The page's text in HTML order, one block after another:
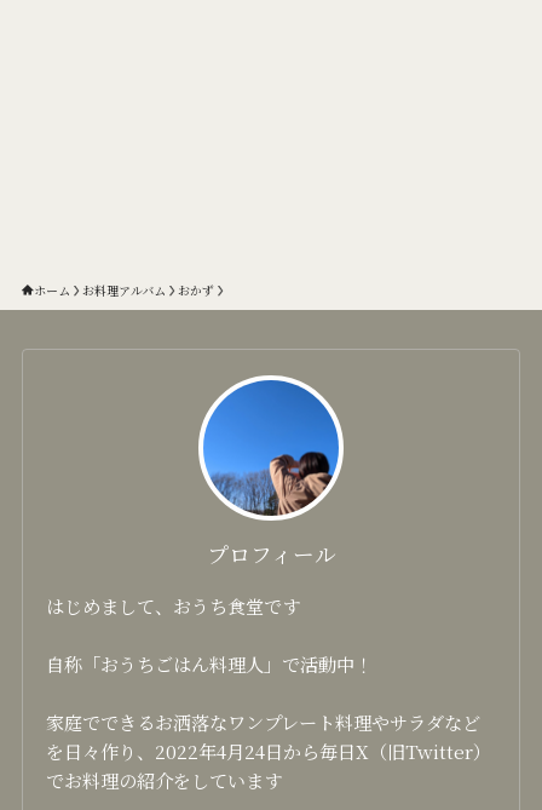
ホーム お料理アルバム おかず
プロフィール
はじめまして、おうち食堂です
自称「おうちごはん料理人」で活動中！
家庭でできるお洒落なワンプレート料理やサラダなど
を日々作り、2022年4月24日から毎日X（旧Twitter）
でお料理の紹介をしています